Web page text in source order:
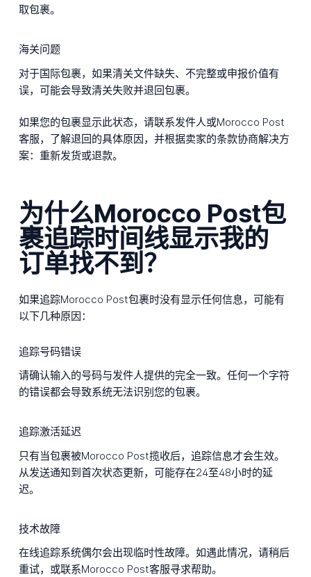
取包裹。
海关问题
对于国际包裹，如果清关文件缺失、不完整或申报价值有
误，可能会导致清关失败并退回包裹。
如果您的包裹显示此状态，请联系发件人或Morocco Post
客服，了解退回的具体原因，并根据卖家的条款协商解决方
案：重新发货或退款。
为什么Morocco Post包
裹追踪时间线显示我的
订单找不到？
如果追踪Morocco Post包裹时没有显示任何信息，可能有
以下几种原因：
追踪号码错误
请确认输入的号码与发件人提供的完全一致。任何一个字符
的错误都会导致系统无法识别您的包裹。
追踪激活延迟
只有当包裹被Morocco Post揽收后，追踪信息才会生效。
从发送通知到首次状态更新，可能存在24至48小时的延
迟。
技术故障
在线追踪系统偶尔会出现临时性故障。如遇此情况，请稍后
重试，或联系Morocco Post客服寻求帮助。